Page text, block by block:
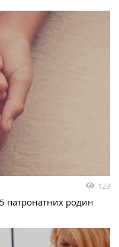
123
патронатних родин